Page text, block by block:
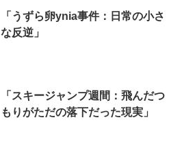
「うずら卵ynia事件：日常の小さ
な反逆」
「スキージャンプ週間：飛んだつ
もりがただの落下だった現実」